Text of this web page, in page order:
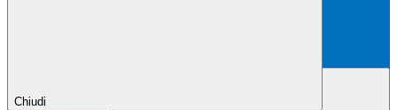
Chiudi